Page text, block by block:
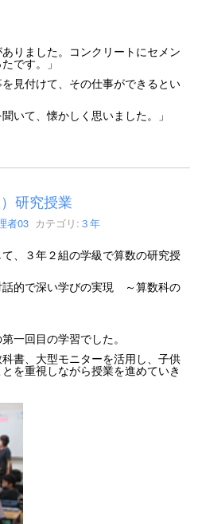
りました。コンクリートにセメン
です。」
見付けて、その仕事ができるとい
いて、懐かしく思いました。」
研究授業
者03 カテゴリ: ３年
、３年２組の学級で算数の研究授
的で深い学びの実現 ～算数科の
一回目の学習でした。
書、大型モニターを活用し、子供
を重視しながら授業を進めていき